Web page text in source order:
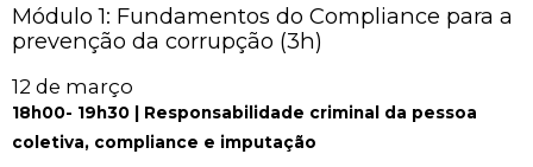
Módulo 1: Fundamentos do Compliance para a
prevenção da corrupção (3h)
12 de março
18h00- 19h30 | Responsabilidade criminal da pessoa
coletiva, compliance e imputação